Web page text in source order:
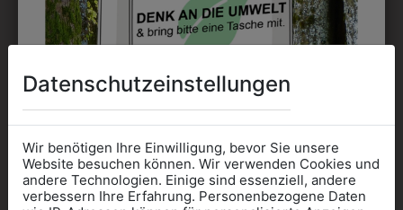
6KHAUBE3520
KOCHHAUBE SWISS
RED
€ 15,90
696045101
SCHÜRZE 45
€ 10,90
Datenschutzeinstellungen
Wir benötigen Ihre Einwilligung, bevor Sie unsere
Website besuchen können. Wir verwenden Cookies und
andere Technologien. Einige sind essenziell, andere
verbessern Ihre Erfahrung. Personenbezogene Daten